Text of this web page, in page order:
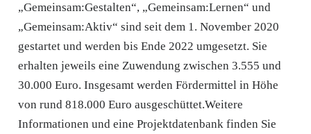
„Gemeinsam:Gestalten“, „Gemeinsam:Lernen“ und
„Gemeinsam:Aktiv“ sind seit dem 1. November 2020
gestartet und werden bis Ende 2022 umgesetzt. Sie
erhalten jeweils eine Zuwendung zwischen 3.555 und
30.000 Euro. Insgesamt werden Fördermittel in Höhe
von rund 818.000 Euro ausgeschüttet.Weitere
Informationen und eine Projektdatenbank finden Sie